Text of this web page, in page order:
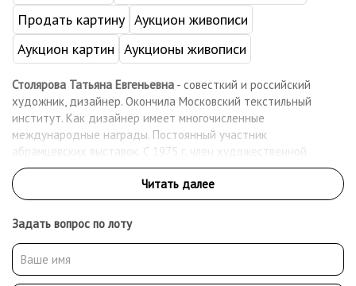
Продать картину Аукцион живописи
Аукцион картин Аукционы живописи
Столярова Татьяна Евгеньевна - совесткий и российский
художник, дизайнер. Окончила Московский текстильный
институт. Как дизайнер имеет многочисленные
международные награды. Постоянный участник
абрамцевских выставок. С 1975 г. член художественной
студии «Новая реальность» под руководством живописца,
историка и теоретика искусства Э. М. Белютина. Участник
многих выставок в России и за рубежом.
Задать вопрос по лоту